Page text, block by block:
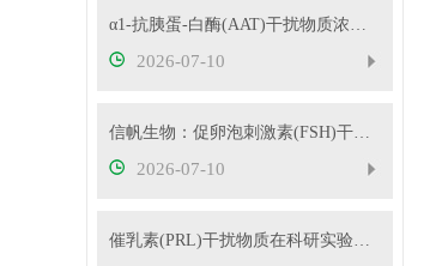
α1-抗胰蛋-白酶(AAT)干扰物质浓度可根据客户要求定制
2026-07-10
信帆生物：促卵泡刺激素(FSH)干扰物质使用方法
2026-07-10
催乳素(PRL)干扰物质在科研实验中的应用——南京信帆技术有限公司产品概述